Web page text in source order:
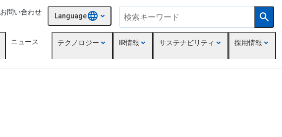
Language
ニュース テクノロジー IR情報 サステナビリティ 採用情報
お問い合わせ